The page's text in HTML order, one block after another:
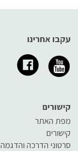
עקבו אחרינו
קישורים
מפת האתר
קישורים
סרטוני הדרכה והדגמה